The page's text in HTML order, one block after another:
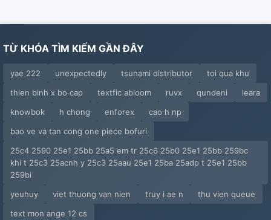
TỪ KHÓA TÌM KIẾM GẦN ĐÂY
yae 222 unexpectedly tsunami distributor
toi qua khu
thien binh x bo cap
textfic abloom ruvx qundeni
leara
knowbok
h chong enforex
cao h np
bao ve va tan cong one piece bofuri
25c4 2590 25e1 25bb 25a5 em tr 25c6 25b0 25e1 25bb 259bc
khi t 25c3 25acnh y 25c3 25aau 25e1 25ba 25adp t 25e1 25bb
259bi
yeuhuy
viet thuong van nien truy i ae n
thu vien queue
text mon ange 12 cs